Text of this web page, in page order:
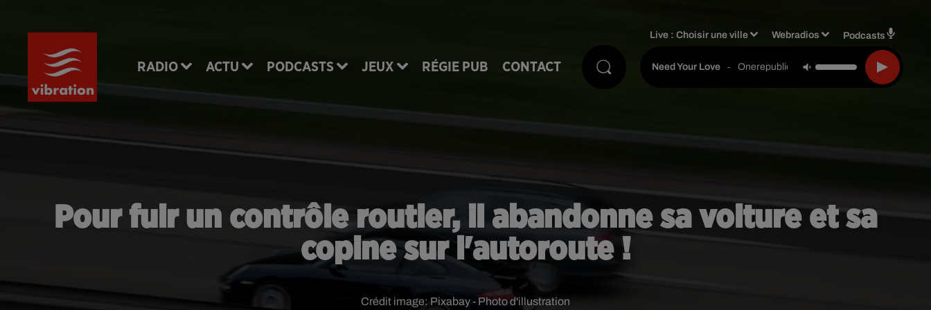
RADIO ACTU PODCASTS JEUX RÉGIE PUB CONTACT
Live :Choisir une ville Webradios Podcasts
Need Your Love - Onerepublic
Pour fuir un contrôle routier, il abandonne sa voiture et sa
copine sur l'autoroute !
Crédit image: Pixabay - Photo d'illustration